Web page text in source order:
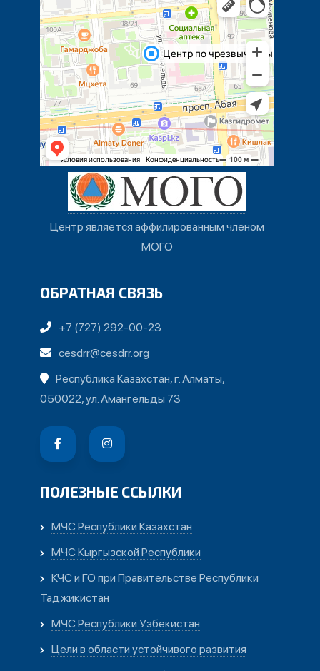
Центр является аффилированным членом
МОГО
ОБРАТНАЯ СВЯЗЬ
+7 (727) 292-00-23
cesdrr@cesdrr.org
Республика Казахстан, г. Алматы,
050022, ул. Амангельды 73
ПОЛЕЗНЫЕ ССЫЛКИ
МЧС Республики Казахстан
МЧС Кыргызской Республики
КЧС и ГО при Правительстве Республики
Таджикистан
МЧС Республики Узбекистан
Цели в области устойчивого развития